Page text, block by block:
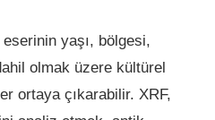
yaşı, bölgesi,
olmak üzere kültürel
ortaya çıkarabilir. XRF,